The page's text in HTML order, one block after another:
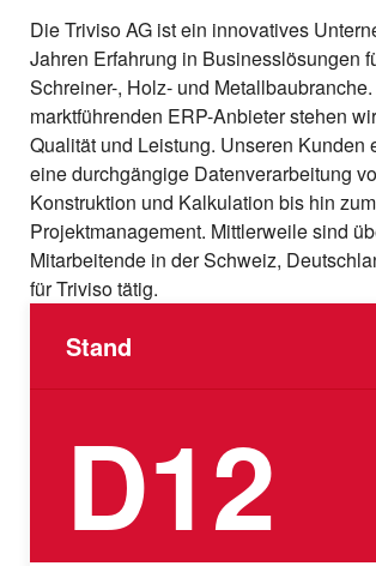
Die Triviso AG ist ein innovatives
Jahren Erfahrung in Businesslösungen
Schreiner-, Holz- und
marktführenden ERP-Anbieter stehen
Qualität und Leistung. Unseren Kunden
eine durchgängige Datenverarbeitung
Konstruktion und Kalkulation bis hin
Projektmanagement. Mittlerweile sind
Mitarbeitende in der Schweiz,
für Triviso tätig.
Stand
D12